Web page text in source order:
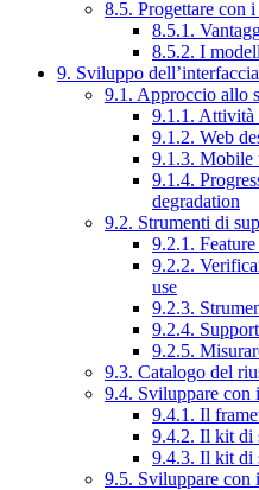
8.5. Progettare con
8.5.1.
8.5.2. I
9. Sviluppo dell’interfaccia
9.1. Approccio allo
9.1.1. Attività
9.1.2. Web
9.1.3. Mobile
9.1.4.
degradation
9.2. Strumenti di
9.2.1.
9.2.2.
use
9.2.3.
9.2.4.
9.2.5.
9.3. Catalogo del
9.4. Sviluppare con
9.4.1. Il
9.4.2. Il kit di
9.4.3. Il kit di
9.5. Sviluppare con